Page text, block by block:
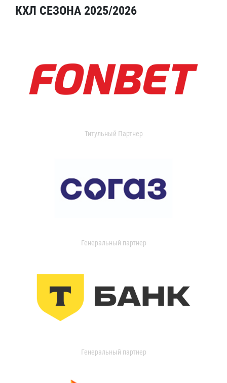
КХЛ СЕЗОНА 2025/2026
Титульный Партнер
Генеральный партнер
Генеральный партнер